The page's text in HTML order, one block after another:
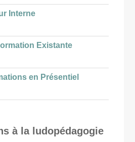
Interne
Existante
en Présentiel
à la ludopédagogie